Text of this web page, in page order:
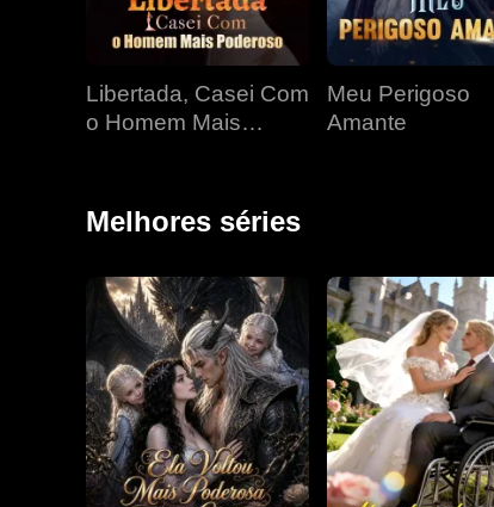
Libertada, Casei Com
o Homem Mais
Meu Perigoso
Amante
Melhores séries